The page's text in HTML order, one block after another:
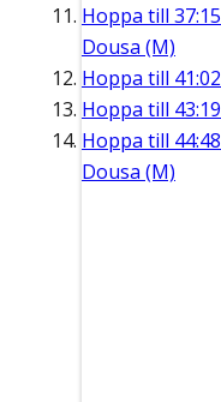
Hoppa till 37:15
Dousa (M)
Hoppa till 41:02
Hoppa till 43:19
Hoppa till 44:48
Dousa (M)